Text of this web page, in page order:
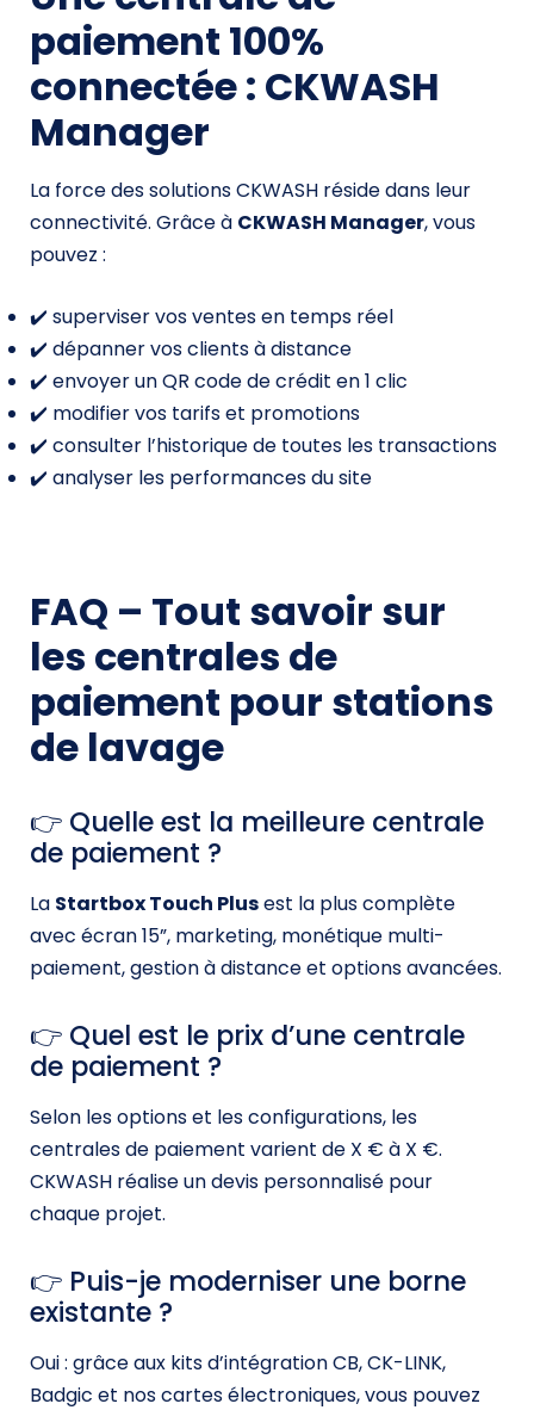
paiement 100%
connectée : CKWASH
Manager
La force des solutions CKWASH réside dans leur
connectivité. Grâce à CKWASH Manager, vous
pouvez :
✔️ superviser vos ventes en temps réel
✔️ dépanner vos clients à distance
✔️ envoyer un QR code de crédit en 1 clic
✔️ modifier vos tarifs et promotions
✔️ consulter l’historique de toutes les transactions
✔️ analyser les performances du site
FAQ – Tout savoir sur
les centrales de
paiement pour stations
de lavage
👉 Quelle est la meilleure centrale
de paiement ?
La Startbox Touch Plusest la plus complète
avec écran 15”, marketing, monétique multi-
paiement, gestion à distance et options avancées.
👉 Quel est le prix d’une centrale
de paiement ?
Selon les options et les configurations, les
centrales de paiement varient de X € à X €.
CKWASH réalise un devis personnalisé pour
chaque projet.
👉 Puis-je moderniser une borne
existante ?
Oui : grâce aux kits d’intégration CB, CK-LINK,
Badgic et nos cartes électroniques, vous pouvez